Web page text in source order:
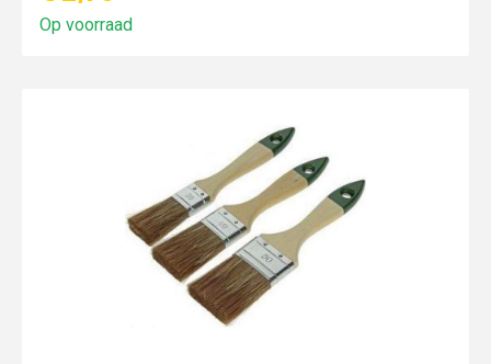
Op voorraad